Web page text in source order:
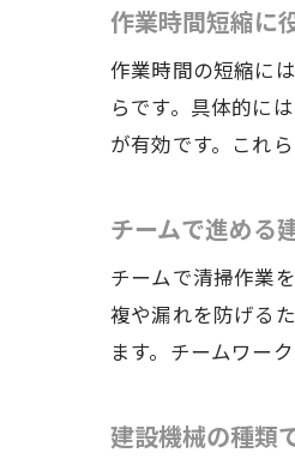
作業時間短縮に
作業時間の短縮に
らです。具体的に
が有効です。これ
チームで進める
チームで清掃作業
複や漏れを防げる
ます。チームワー
建設機械の種類